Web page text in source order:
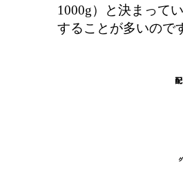
1000g）と決まって
することが多いので